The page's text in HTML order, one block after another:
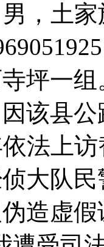
，土家
坪一
该县
法上
大队
造虚